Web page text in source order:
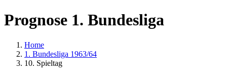
Prognose 1. Bundesliga
Home
1. Bundesliga 1963/64
10. Spieltag